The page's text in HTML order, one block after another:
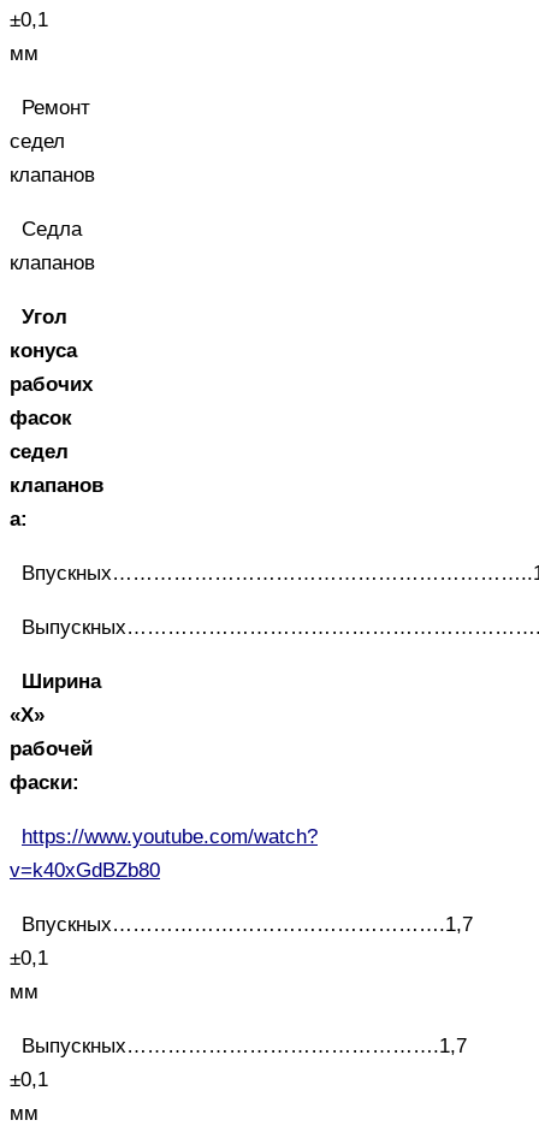
±0,1
мм
Ремонт
седел
клапанов
Седла
клапанов
Угол
конуса
рабочих
фасок
седел
клапанов
a:
Ширина
«X»
рабочей
фаски:
https://www.youtube.com/watch?
v=k40xGdBZb80
Впускных………………………………………….1,7
±0,1
мм
Выпускных……………………………………….1,7
±0,1
мм